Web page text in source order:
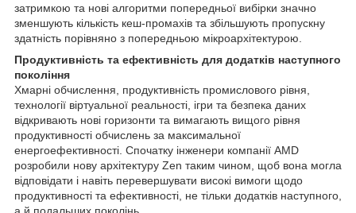
затримкою та нові алгоритми попередньої вибірки значно
зменшують кількість кеш-промахів та збільшують пропускну
здатність порівняно з попередньою мікроархітектурою.
Продуктивність та ефективність для додатків наступного
покоління
Хмарні обчислення, продуктивність промислового рівня,
технології віртуальної реальності, ігри та безпека даних
відкривають нові горизонти та вимагають вищого рівня
продуктивності обчислень за максимальної
енергоефективності. Спочатку інженери компанії AMD
розробили нову архітектуру Zen таким чином, щоб вона могла
відповідати і навіть перевершувати високі вимоги щодо
продуктивності та ефективності, не тільки додатків наступного,
а й подальших поколінь.